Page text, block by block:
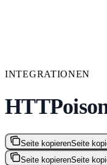
INTEGRATIONEN
Seite kopierenSeite
Seite kopierenSeite